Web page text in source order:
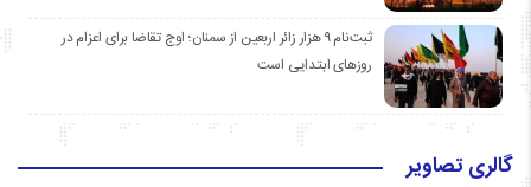
ثبت‌نام ۹ هزار زائر اربعین از سمنان؛ اوج تقاضا برای اعزام در
روزهای ابتدایی است
گالری تصاویر